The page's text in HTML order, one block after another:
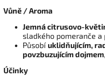
Vůně / Aroma
Jemná citrusovo-
sladkého pomeranče a
Působí uklidňujícím,
povzbuzujícím dojmem
Účinky